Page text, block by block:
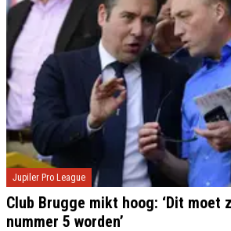
Jupiler Pro League
Club Brugge mikt hoog: ‘Dit moet
nummer 5 worden’